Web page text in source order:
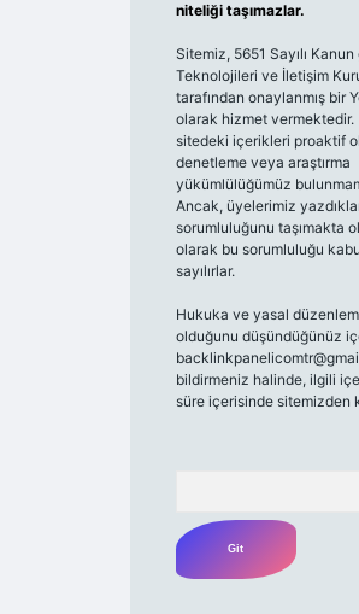
niteliği taşımazlar.
Sitemiz, 5651 Sayılı
Teknolojileri ve İletişim
tarafından onaylanmış bir
olarak hizmet vermektedir.
sitedeki içerikleri proaktif
denetleme veya araştırma
yükümlülüğümüz
Ancak, üyelerimiz
sorumluluğunu taşımakta
olarak bu sorumluluğu
sayılırlar.
Hukuka ve yasal
olduğunu düşündüğünüz
bildirmeniz halinde, ilgili
süre içerisinde sitemizden